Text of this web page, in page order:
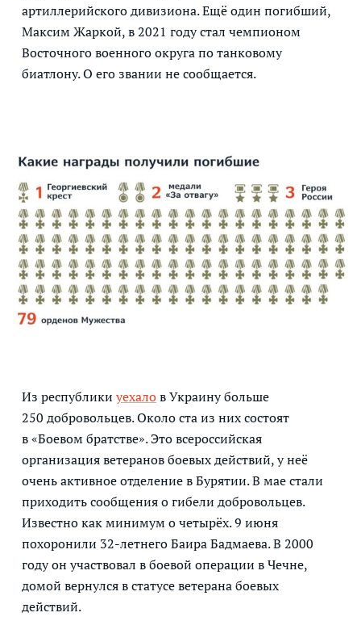
артиллерийского дивизиона. Ещё один погибший,
Максим Жаркой, в 2021 году стал чемпионом
Восточного военного округа по танковому
биатлону. О его звании не сообщается.
Из республики уехалов Украину больше
250 добровольцев. Около ста из них состоят
в «Боевом братстве». Это всероссийская
организация ветеранов боевых действий, у неё
очень активное отделение в Бурятии. В мае стали
приходить сообщения о гибели добровольцев.
Известно как минимум о четырёх. 9 июня
похоронили 32-летнего Баира Бадмаева. В 2000
году он участвовал в боевой операции в Чечне,
домой вернулся в статусе ветерана боевых
действий.